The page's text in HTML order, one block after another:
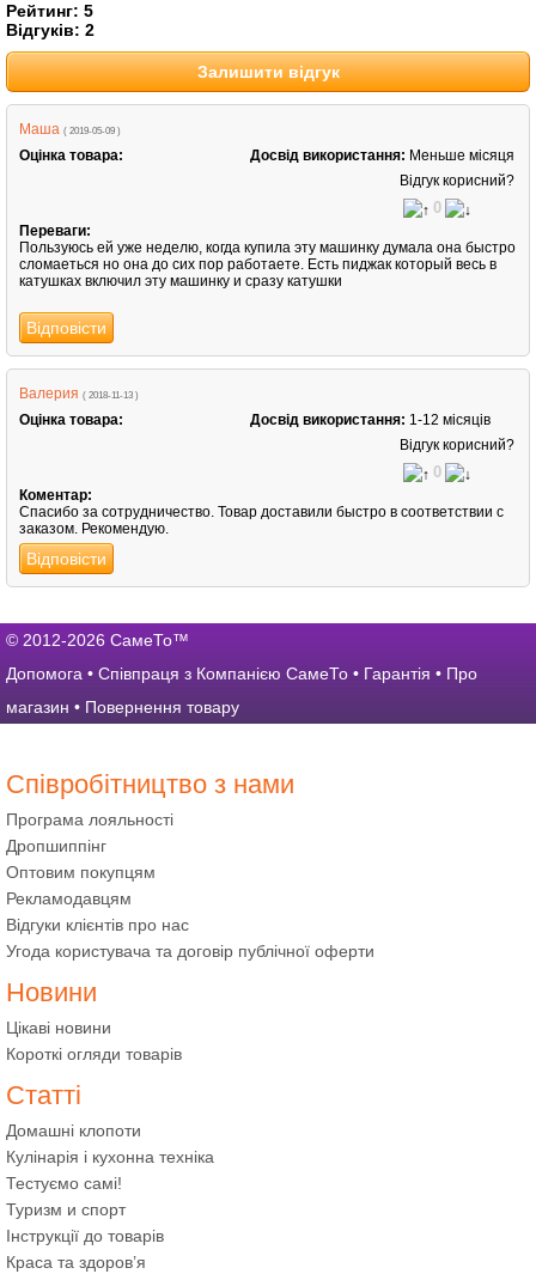
Рейтинг: 5
Відгуків: 2
Залишити відгук
Маша ( 2019-05-09 )
Оцінка товара: Досвід використання: Меньше місяця
Відгук корисний?
0
Переваги:
Пользуюсь ей уже неделю, когда купила эту машинку думала она быстро
сломаеться но она до сих пор работаете. Есть пиджак который весь в
катушках включил эту машинку и сразу катушки
Відповісти
Валерия ( 2018-11-13 )
Оцінка товара: Досвід використання: 1-12 місяців
Відгук корисний?
0
Коментар:
Спасибо за сотрудничество. Товар доставили быстро в соответствии с
заказом. Рекомендую.
Відповісти
© 2012-2026 СамеТо™
Допомога • Співпраця з Компанією СамеТо • Гарантія • Про
магазин • Повернення товару
Співробітництво з нами
Програма лояльності
Дропшиппінг
Оптовим покупцям
Рекламодавцям
Відгуки клієнтів про нас
Угода користувача та договір публічної оферти
Новини
Цікаві новини
Короткі огляди товарів
Статті
Домашні клопоти
Кулінарія і кухонна техніка
Тестуємо самі!
Туризм и спорт
Інструкції до товарів
Краса та здоров’я